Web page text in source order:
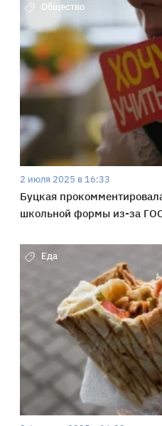
Общество
2 июля 2025 в 16:33
Буцкая
школьной формы из-за
Еда